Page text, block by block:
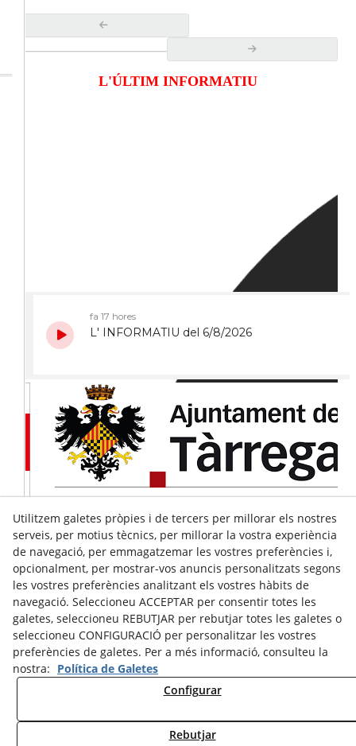
L'ÚLTIM INFORMATIU
Utilitzem galetes pròpies i de tercers per millorar els nostres
serveis, per motius tècnics, per millorar la vostra experiència
de navegació, per emmagatzemar les vostres preferències i,
opcionalment, per mostrar-vos anuncis personalitzats segons
les vostres preferències analitzant els vostres hàbits de
navegació. Seleccioneu ACCEPTAR per consentir totes les
galetes, seleccioneu REBUTJAR per rebutjar totes les galetes o
seleccioneu CONFIGURACIÓ per personalitzar les vostres
preferències de galetes. Per a més informació, consulteu la
nostra: Política de Galetes
Configurar
Rebutjar